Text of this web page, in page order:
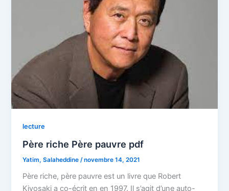
lecture
Père riche Père pauvre pdf
Yatim, Salaheddine /novembre 14, 2021
Père riche, père pauvre est un livre que Robert
Kiyosaki a co-écrit en en 1997. Il s’agit d’une auto-